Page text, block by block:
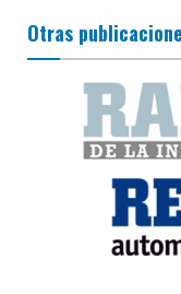
Otras